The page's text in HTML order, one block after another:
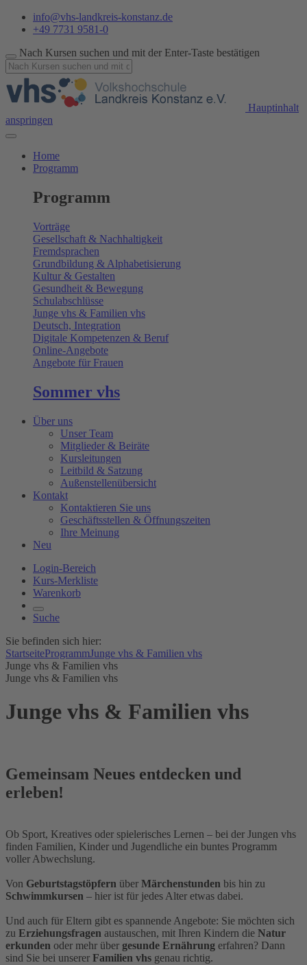
info@vhs-landkreis-konstanz.de
+49 7731 9581-0
Nach Kursen suchen und mit der Enter-Taste bestätigen
Hauptinhalt
anspringen
Home
Programm
Programm
Vorträge
Gesellschaft & Nachhaltigkeit
Fremdsprachen
Grundbildung & Alphabetisierung
Kultur & Gestalten
Gesundheit & Bewegung
Schulabschlüsse
Junge vhs & Familien vhs
Deutsch, Integration
Digitale Kompetenzen & Beruf
Online-Angebote
Angebote für Frauen
Sommer vhs
Über uns
Unser Team
Mitglieder & Beiräte
Kursleitungen
Leitbild & Satzung
Außenstellenübersicht
Kontakt
Kontaktieren Sie uns
Geschäftsstellen & Öffnungszeiten
Ihre Meinung
Neu
Login-Bereich
Kurs-Merkliste
Warenkorb
Suche
Sie befinden sich hier:
StartseiteProgrammJunge vhs & Familien vhs
Junge vhs & Familien vhs
Junge vhs & Familien vhs
Junge vhs & Familien vhs
Gemeinsam Neues entdecken und
erleben!
Ob Sport, Kreatives oder spielerisches Lernen – bei der Jungen vhs
finden Familien, Kinder und Jugendliche ein buntes Programm
voller Abwechslung.
Von Geburtstagstöpfern über Märchenstunden bis hin zu
Schwimmkursen – hier ist für jedes Alter etwas dabei.
Und auch für Eltern gibt es spannende Angebote: Sie möchten sich
zu Erziehungsfragen austauschen, mit Ihren Kindern die Natur
erkunden oder mehr über gesunde Ernährung erfahren? Dann
sind Sie bei unserer Familien vhs genau richtig.